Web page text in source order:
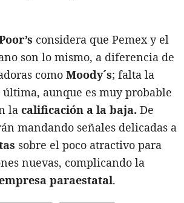
considera que Pemex y el
son lo mismo, a diferencia de
como Moody´s; falta la
aunque es muy probable
la calificación a la baja. De
mandando señales delicadas a
sobre el poco atractivo para
nuevas, complicando la
paraestatal.